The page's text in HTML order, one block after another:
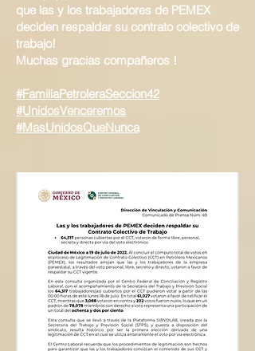
que las y los trabajadores de PEMEX
deciden respaldar su contrato colectivo de
trabajo!
Muchas gracias compañeros !
#FamiliaPetroleraSeccion42
#UnidosVenceremos
#MasUnidosQueNunca